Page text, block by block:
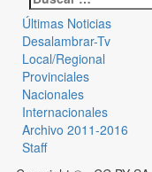
Últimas Noticias
Desalambrar-Tv
Local/Regional
Provinciales
Nacionales
Internacionales
Archivo 2011-2016
Staff